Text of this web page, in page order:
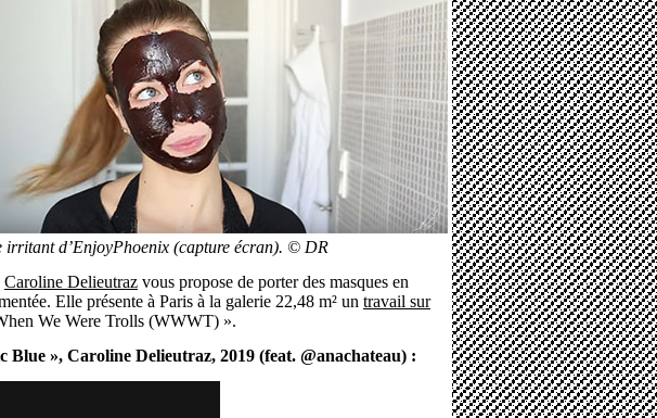
irritant d’EnjoyPhoenix (capture écran). © DR
Caroline Delieutraz vous propose de porter des masques en
Elle présente à Paris à la galerie 22,48 m² un travail sur
We Were Trolls (WWWT) ».
Blue », Caroline Delieutraz, 2019 (feat. @anachateau) :